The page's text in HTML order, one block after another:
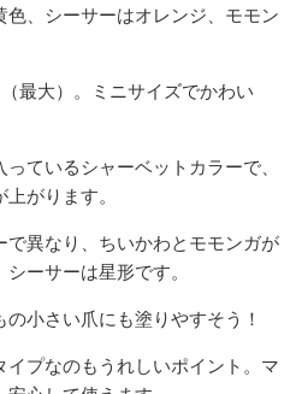
、シーサーはオレンジ、モモン
最大）。ミニサイズでかわい
ているシャーベットカラーで、
がります。
異なり、ちいかわとモモンガが
ーサーは星形です。
小さい爪にも塗りやすそう！
プなのもうれしいポイント。マ